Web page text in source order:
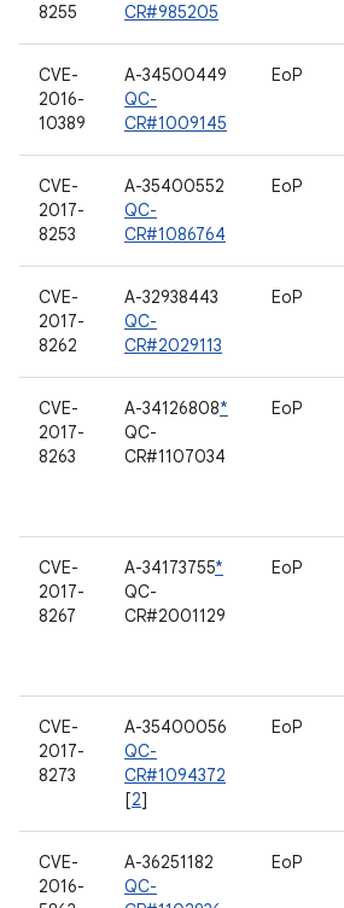
8255
CR#985205
CVE-
2016-
10389
A-34500449
QC-
CR#1009145
EoP
CVE-
2017-
8253
A-35400552
QC-
CR#1086764
EoP
CVE-
2017-
8262
A-32938443
QC-
CR#2029113
EoP
CVE-
2017-
8263
A-34126808*
QC-
CR#1107034
EoP
CVE-
2017-
8267
A-34173755*
QC-
CR#2001129
EoP
CVE-
2017-
8273
A-35400056
QC-
CR#1094372
[2]
EoP
CVE-
2016-
A-36251182
QC-
EoP